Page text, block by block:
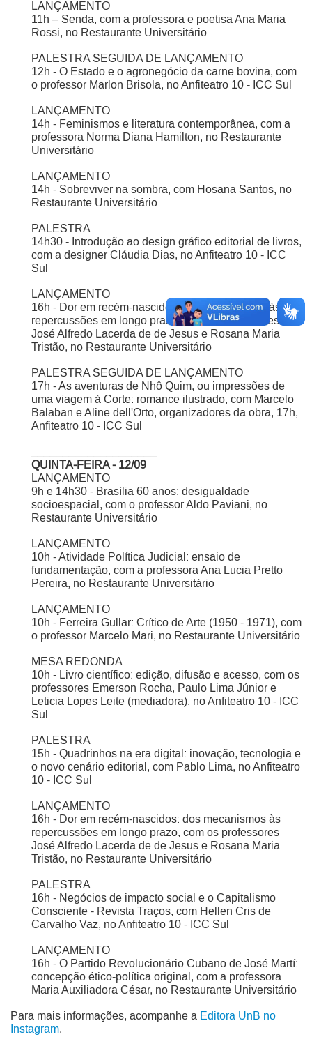
LANÇAMENTO
11h – Senda, com a professora e poetisa Ana Maria
Rossi, no Restaurante Universitário
PALESTRA SEGUIDA DE LANÇAMENTO
12h - O Estado e o agronegócio da carne bovina, com
o professor Marlon Brisola, no Anfiteatro 10 - ICC Sul
LANÇAMENTO
14h - Feminismos e literatura contemporânea, com a
professora Norma Diana Hamilton, no Restaurante
Universitário
LANÇAMENTO
14h - Sobreviver na sombra, com Hosana Santos, no
Restaurante Universitário
PALESTRA
14h30 - Introdução ao design gráfico editorial de livros,
com a designer Cláudia Dias, no Anfiteatro 10 - ICC
Sul
LANÇAMENTO
16h - Dor em recém-nascidos: dos mecanismos às
repercussões em longo prazo, com os professores
José Alfredo Lacerda de de Jesus e Rosana Maria
Tristão, no Restaurante Universitário
PALESTRA SEGUIDA DE LANÇAMENTO
17h - As aventuras de Nhô Quim, ou impressões de
uma viagem à Corte: romance ilustrado, com Marcelo
Balaban e Aline dell'Orto, organizadores da obra, 17h,
Anfiteatro 10 - ICC Sul
QUINTA-FEIRA - 12/09
LANÇAMENTO
9h e 14h30 - Brasília 60 anos: desigualdade
socioespacial, com o professor Aldo Paviani, no
Restaurante Universitário
LANÇAMENTO
10h - Atividade Política Judicial: ensaio de
fundamentação, com a professora Ana Lucia Pretto
Pereira, no Restaurante Universitário
LANÇAMENTO
10h - Ferreira Gullar: Crítico de Arte (1950 - 1971), com
o professor Marcelo Mari, no Restaurante Universitário
MESA REDONDA
10h - Livro científico: edição, difusão e acesso, com os
professores Emerson Rocha, Paulo Lima Júnior e
Leticia Lopes Leite (mediadora), no Anfiteatro 10 - ICC
Sul
PALESTRA
15h - Quadrinhos na era digital: inovação, tecnologia e
o novo cenário editorial, com Pablo Lima, no Anfiteatro
10 - ICC Sul
LANÇAMENTO
16h - Dor em recém-nascidos: dos mecanismos às
repercussões em longo prazo, com os professores
José Alfredo Lacerda de de Jesus e Rosana Maria
Tristão, no Restaurante Universitário
PALESTRA
16h - Negócios de impacto social e o Capitalismo
Consciente - Revista Traços, com Hellen Cris de
Carvalho Vaz, no Anfiteatro 10 - ICC Sul
LANÇAMENTO
16h - O Partido Revolucionário Cubano de José Martí:
concepção ético-política original, com a professora
Maria Auxiliadora César, no Restaurante Universitário
Para mais informações, acompanhe a Editora UnB no
Instagram.